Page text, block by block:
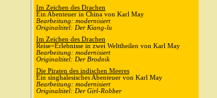
Im Zeichen des Drachen
Ein Abenteuer in China von Karl May
Bearbeitung: modernisiert
Originaltitel: Der Kiang-lu
Im Zeichen des Drachen
Reise=Erlebnisse in zwei Welttheilen von Karl May
Bearbeitung: modernisiert
Originaltitel: Der Brodnik
Die Piraten des indischen Meeres
Ein singhalesisches Abenteuer von Karl May
Bearbeitung: modernisiert
Originaltitel: Der Girl-Robber